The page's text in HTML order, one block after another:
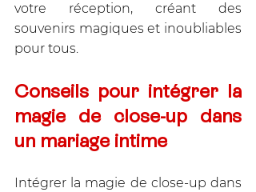
votre réception, créant des
souvenirs magiques et inoubliables
pour tous.
Conseils pour intégrer la
magie de close-up dans
un mariage intime
Intégrer la magie de close-up dans